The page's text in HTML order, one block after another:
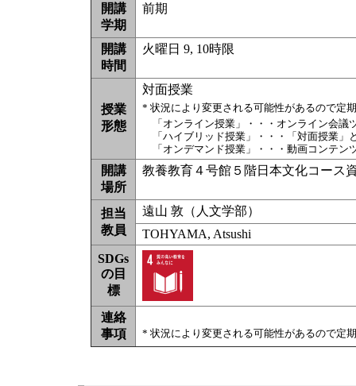
開講
学期
前期
開講
時間
火曜日 9, 10時限
授業
形態
対面授業
* 状況により変更される可能性があるので定
「オンライン授業」・・・オンライン会
「ハイブリッド授業」・・・「対面授業
「オンデマンド授業」・・・動画コンテ
開講
場所
教養教育４号館５階日本文化コース
担当
教員
遠山 敦（人文学部）
TOHYAMA, Atsushi
SDGs
の目
標
連絡
事項
* 状況により変更される可能性があるので定